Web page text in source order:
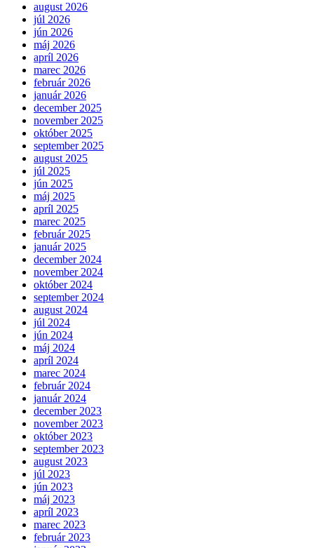
august 2026
júl 2026
jún 2026
máj 2026
apríl 2026
marec 2026
február 2026
január 2026
december 2025
november 2025
október 2025
september 2025
august 2025
júl 2025
jún 2025
máj 2025
apríl 2025
marec 2025
február 2025
január 2025
december 2024
november 2024
október 2024
september 2024
august 2024
júl 2024
jún 2024
máj 2024
apríl 2024
marec 2024
február 2024
január 2024
december 2023
november 2023
október 2023
september 2023
august 2023
júl 2023
jún 2023
máj 2023
apríl 2023
marec 2023
február 2023